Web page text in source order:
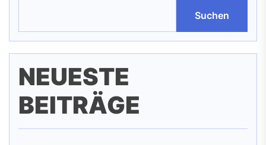
Suchen
NEUESTE
BEITRÄGE